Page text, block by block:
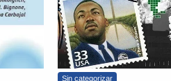
Sin categorizar